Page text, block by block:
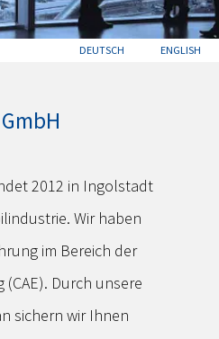
ENGLISH
DEUTSCH
2012 in Ingolstadt
Wir haben
im Bereich der
Durch unsere
sichern wir Ihnen